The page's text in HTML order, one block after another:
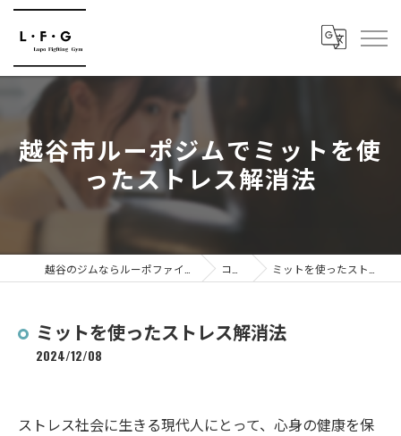
越谷市ルーポジムでミットを使
ったストレス解消法
コラム ミットを使ったストレス解消法
ミットを使ったストレス解消法
2024/12/08
ストレス社会に生きる現代人にとって、心身の健康を保